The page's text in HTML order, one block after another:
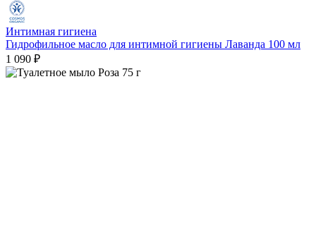
Интимная гигиена
Гидрофильное масло для интимной гигиены Лаванда 100 мл
1 090 ₽